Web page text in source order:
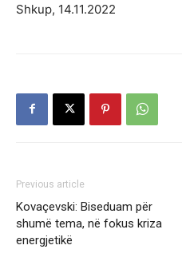
Shkup, 14.11.2022
Previous article
Kovaçevski: Biseduam për
shumë tema, në fokus kriza
energjetikë